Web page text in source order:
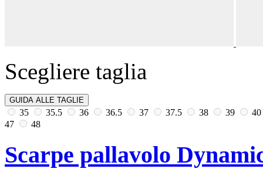
Scegliere taglia
GUIDA ALLE TAGLIE
35 35.5 36 36.5 37 37.5 38 39
40
47
48
Scarpe pallavolo